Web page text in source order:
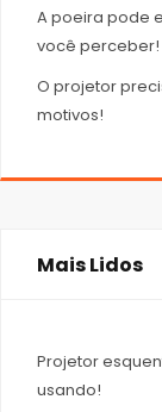
A poeira pode
você perceber!
O projetor
motivos!
Mais Lidos
Projetor
usando!